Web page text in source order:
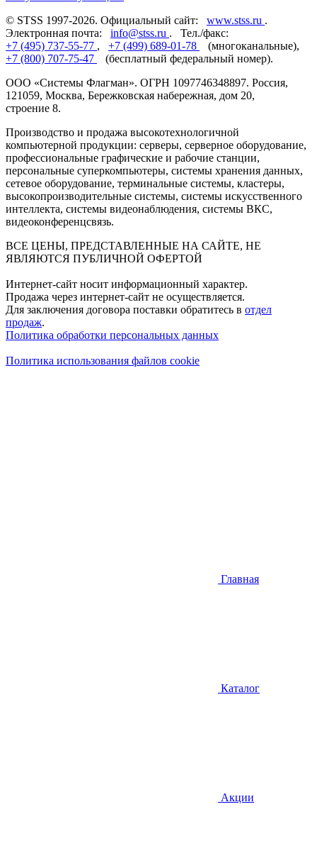
© STSS 1997-2026. Официальный сайт: www.stss.ru .
Электронная почта: info@stss.ru . Тел./факс:
+7 (495) 737-55-77 , +7 (499) 689-01-78
(многоканальные),
+7 (800) 707-75-47
(бесплатный федеральный номер).
ООО «Системы Флагман». ОГРН 1097746348897. Россия,
121059, Москва, Бережковская набережная, дом 20,
строение 8.
Производство и продажа высокотехнологичной
компьютерной продукции: серверы, серверное оборудование,
профессиональные графические и рабочие станции,
персональные суперкомпьютеры, системы хранения данных,
сетевое оборудование, терминальные системы, кластеры,
высокопроизводительные системы, системы искусственного
интеллекта, системы видеонаблюдения, системы ВКС,
видеоконференцсвязь.
ВСЕ ЦЕНЫ, ПРЕДСТАВЛЕННЫЕ НА САЙТЕ, НЕ
ЯВЛЯЮТСЯ ПУБЛИЧНОЙ ОФЕРТОЙ
Интернет-сайт носит информационный характер.
Продажа через интернет-сайт не осуществляется.
Для заключения договора поставки обратитесь в отдел
продаж.
Политика обработки персональных данных
Политика использования файлов cookie
Главная
Каталог
Акции